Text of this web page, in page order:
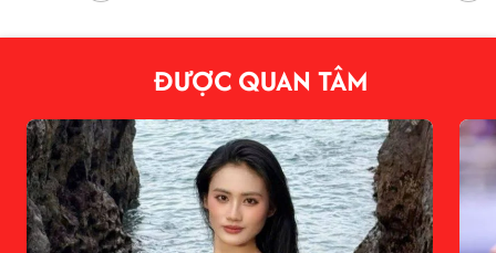
ĐƯỢC QUAN TÂM